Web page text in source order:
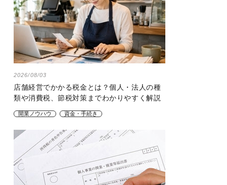
2026/08/03
店舗経営でかかる税金とは？個人・法人の種
類や消費税、節税対策までわかりやすく解説
開業ノウハウ 資金・手続き